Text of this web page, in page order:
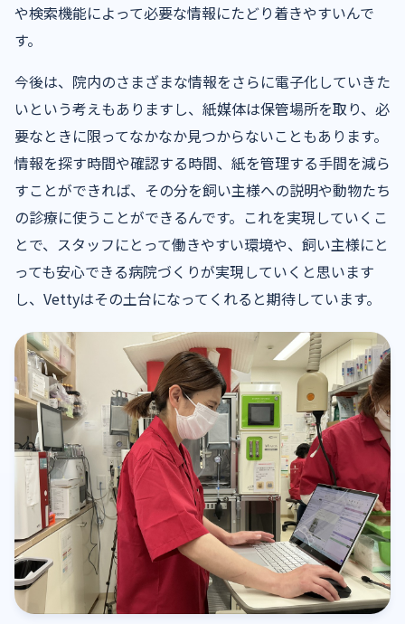
や検索機能によって必要な情報にたどり着きやすいんで
す。
今後は、院内のさまざまな情報をさらに電子化していきた
いという考えもありますし、紙媒体は保管場所を取り、必
要なときに限ってなかなか見つからないこともあります。
情報を探す時間や確認する時間、紙を管理する手間を減ら
すことができれば、その分を飼い主様への説明や動物たち
の診療に使うことができるんです。これを実現していくこ
とで、スタッフにとって働きやすい環境や、飼い主様にと
っても安心できる病院づくりが実現していくと思います
し、Vettyはその土台になってくれると期待しています。